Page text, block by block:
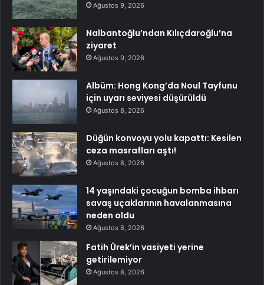
Ağustos 9, 2026
Nalbantoğlu’ndan Kılıçdaroğlu’na
ziyaret
Ağustos 9, 2026
Albüm: Hong Kong’da Noul Tayfunu
için uyarı seviyesi düşürüldü
Ağustos 8, 2026
Düğün konvoyu yolu kapattı: Kesilen
ceza masrafları aştı!
Ağustos 8, 2026
14 yaşındaki çocuğun bomba ihbarı
savaş uçaklarının havalanmasına
neden oldu
Ağustos 8, 2026
Fatih Ürek’in vasiyeti yerine
getirilemiyor
Ağustos 8, 2026